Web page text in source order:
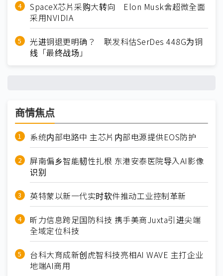
SpaceX芯片采购大转向 Elon Musk舍超微全面
采用NVIDIA
光进铜退更明确？ 联发科估SerDes 448G为铜
线「最终战场」
商情焦点
系统内部电路中 主芯片内部电源提供EOS防护
屏南偏乡智能韧性扎根 东港安泰医院导入AI影像
识别
英特蒙以新一代实时软件推动工业控制革新
昕力信息跨足国防科技 携手美商Juxta引进尖端
全域定位科技
台科大育成新创虎智科技亮相AI WAVE 主打企业
地端AI商用